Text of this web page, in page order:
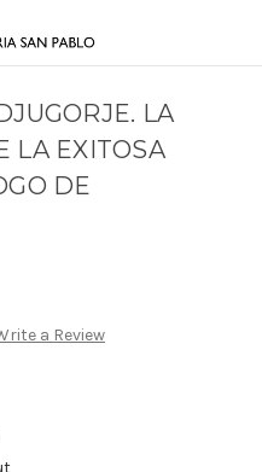
LA
LA EXITOSA
DE
a Review